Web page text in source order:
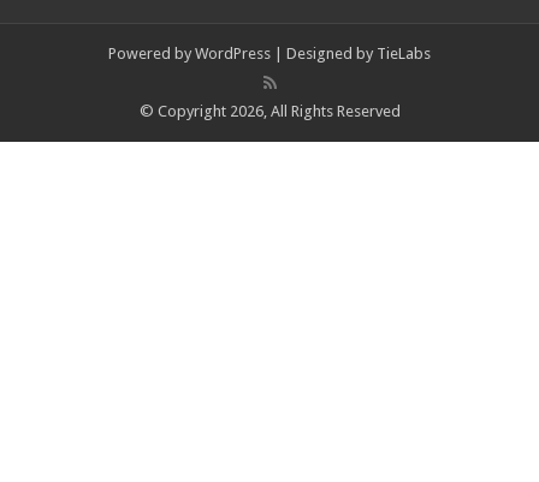
Powered by WordPress | Designed by TieLabs
© Copyright 2026, All Rights Reserved